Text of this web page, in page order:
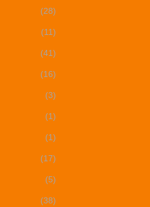
(28)
(11)
(41)
(16)
(3)
(1)
(1)
(17)
(5)
(38)